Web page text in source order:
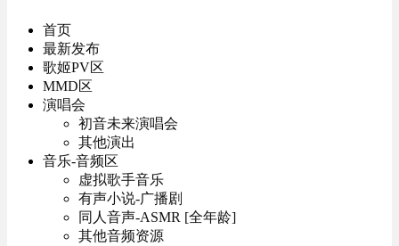
首页
最新发布
歌姬PV区
MMD区
演唱会
初音未来演唱会
其他演出
音乐-音频区
虚拟歌手音乐
有声小说-广播剧
同人音声-ASMR [全年龄]
其他音频资源